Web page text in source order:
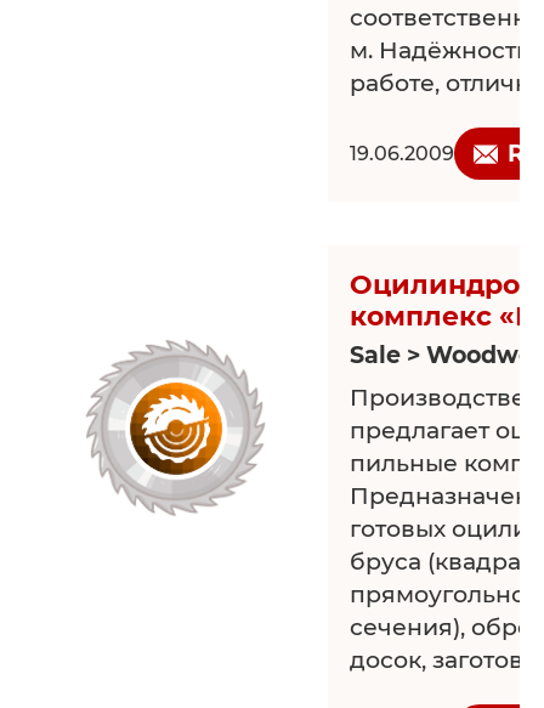
м. Надёжность,
работе,
пиломатериала
Гибкие цены.
19.06.2009
комплекс
Sale >
предлагает
пильные
готовых
бруса
сечения),
досок,